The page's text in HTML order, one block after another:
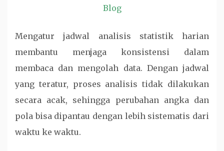
Blog
Mengatur jadwal analisis statistik harian
membantu menjaga konsistensi dalam
membaca dan mengolah data. Dengan jadwal
yang teratur, proses analisis tidak dilakukan
secara acak, sehingga perubahan angka dan
pola bisa dipantau dengan lebih sistematis dari
waktu ke waktu.